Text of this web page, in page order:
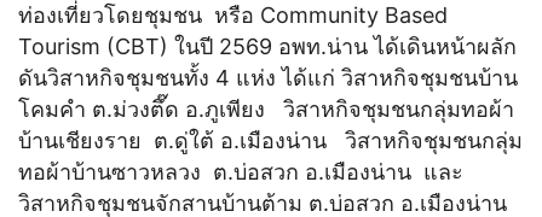
ท่องเที่ยวโดยชุมชน หรือ Community Based
Tourism (CBT) ในปี 2569 อพท.น่าน ได้เดินหน้าผลัก
ดันวิสาหกิจชุมชนทั้ง 4 แห่ง ได้แก่ วิสาหกิจชุมชนบ้าน
โคมคำ ต.ม่วงตึ๊ด อ.ภูเพียง วิสาหกิจชุมชนกลุ่มทอผ้า
บ้านเชียงราย ต.ดู่ใต้ อ.เมืองน่าน วิสาหกิจชุมชนกลุ่ม
ทอผ้าบ้านซาวหลวง ต.บ่อสวก อ.เมืองน่าน และ
วิสาหกิจชุมชนจักสานบ้านต้าม ต.บ่อสวก อ.เมืองน่าน